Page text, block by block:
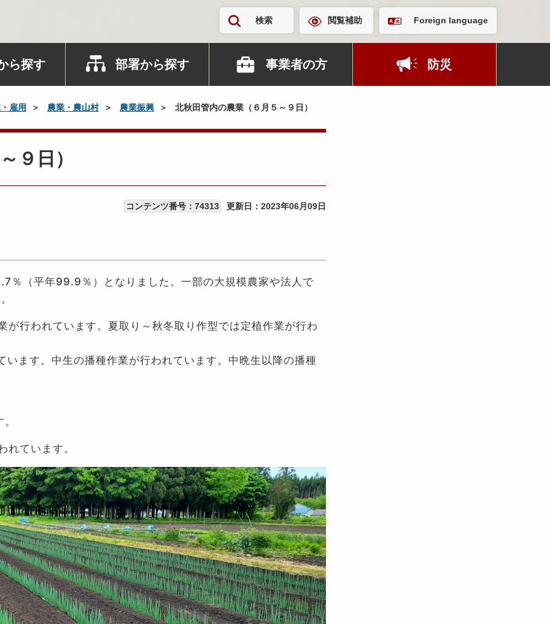
検索 閲覧補助 Foreign language
ら探す 部署から探す 事業者の方 防災
雇用 農業・農山村 農業振興 北秋田管内の農業（６月５～９日）
９日）
コンテンツ番号：74313 更新日： 2023年06月09日
％（平年99.9％）となりました。一部の大規模農家や法人で
が行われています。夏取り～秋冬取り作型では定植作業が行わ
います。中生の播種作業が行われています。中晩生以降の播種
れています。